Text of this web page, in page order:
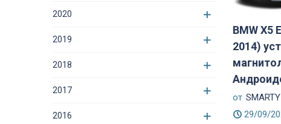
2020
2019
2018
2017
2016
BMW X5
2014)
от
29/09/